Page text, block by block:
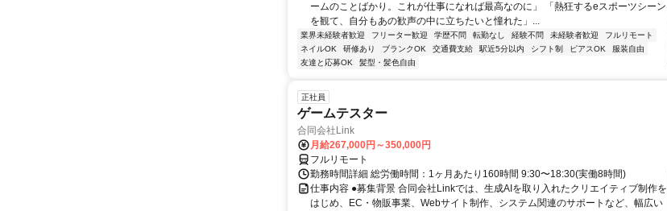
ームのことばかり。これが仕事になれば最高なのに」 「熱狂するeスポーツシーン
を観て、自分もあの歓声の中に立ちたいと憧れた」...
業界未経験者歓迎 フリーター歓迎 学歴不問 転勤なし 経験不問 未経験者歓迎
フルリモート
ネイルOK
研修あり ブランクOK 交通費支給 駅近5分以内 シフト制 ピアスOK
服装自由
友達と応募OK
髪型・髪色自由
正社員
ゲームテスター
合同会社Link
月給267,000円～350,000円
フルリモート
勤務時間詳細 総労働時間：1ヶ月あたり160時間 9:30〜18:30(実働8時間)
仕事内容 ●募集背景 合同会社Linkでは、生成AIを取り入れたクリエイティブ制作を
はじめ、EC・物販事業、Webサイト制作、システム関連のサポートなど、幅広い